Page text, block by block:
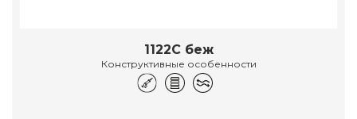
1122С беж
Конструктивные особенности